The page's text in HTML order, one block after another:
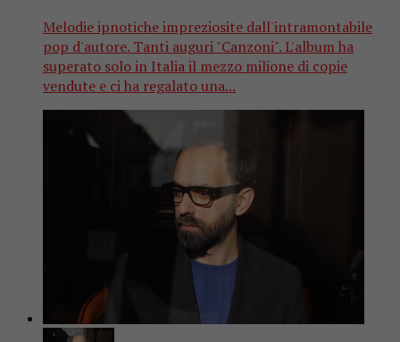
Melodie ipnotiche impreziosite dall'intramontabile
pop d'autore. Tanti auguri "Canzoni". L'album ha
superato solo in Italia il mezzo milione di copie
vendute e ci ha regalato una...